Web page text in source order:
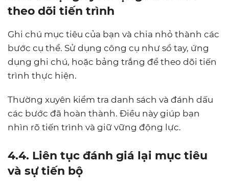
theo dõi tiến trình
Ghi chú mục tiêu của bạn và chia nhỏ thành các
bước cụ thể. Sử dụng công cụ như sổ tay, ứng
dụng ghi chú, hoặc bảng trắng để theo dõi tiến
trình thực hiện.
Thường xuyên kiểm tra danh sách và đánh dấu
các bước đã hoàn thành. Điều này giúp bạn
nhìn rõ tiến trình và giữ vững động lực.
4.4. Liên tục đánh giá lại mục tiêu
và sự tiến bộ